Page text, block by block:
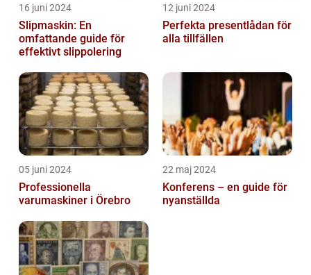
16 juni 2024
Slipmaskin: En
omfattande guide för
effektivt slippolering
12 juni 2024
Perfekta presentlådan för
alla tillfällen
05 juni 2024
Professionella
varumaskiner i Örebro
22 maj 2024
Konferens – en guide för
nyanställda